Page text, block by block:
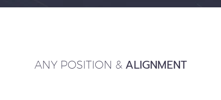
JACK BEAR
incididunt ut labore et dolore magna
ANY POSITION & ALIGNMENT